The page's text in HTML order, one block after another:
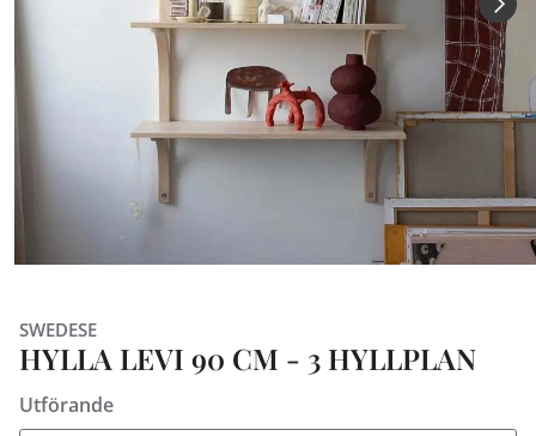
SWEDESE
HYLLA LEVI 90 CM - 3 HYLLPLAN
Utförande